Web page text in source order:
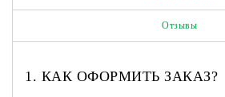
Отзывы
1. КАК ОФОРМИТЬ ЗАКАЗ?